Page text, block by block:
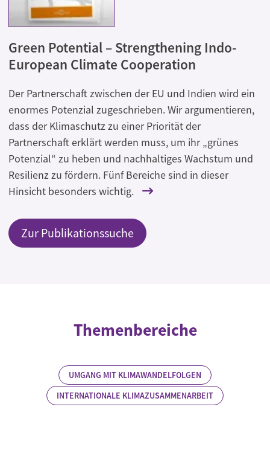
Green Potential – Strengthening Indo-
European Climate Cooperation
Der Partnerschaft zwischen der EU und Indien wird ein
enormes Potenzial zugeschrieben. Wir argumentieren,
dass der Klimaschutz zu einer Priorität der
Partnerschaft erklärt werden muss, um ihr „grünes
Potenzial“ zu heben und nachhaltiges Wachstum und
Resilienz zu fördern. Fünf Bereiche sind in dieser
Hinsicht besonders wichtig.
Zur Publikationssuche
Themenbereiche
UMGANG MIT KLIMAWANDELFOLGEN
INTERNATIONALE KLIMAZUSAMMENARBEIT